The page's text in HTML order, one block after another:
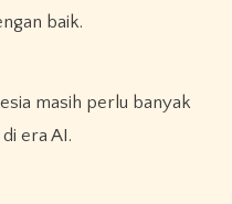
baik.
masih perlu banyak
era AI.